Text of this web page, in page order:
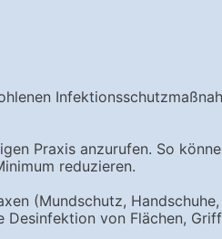
Praxis anzurufen. So
reduzieren.
(Mundschutz,
von Flächen,